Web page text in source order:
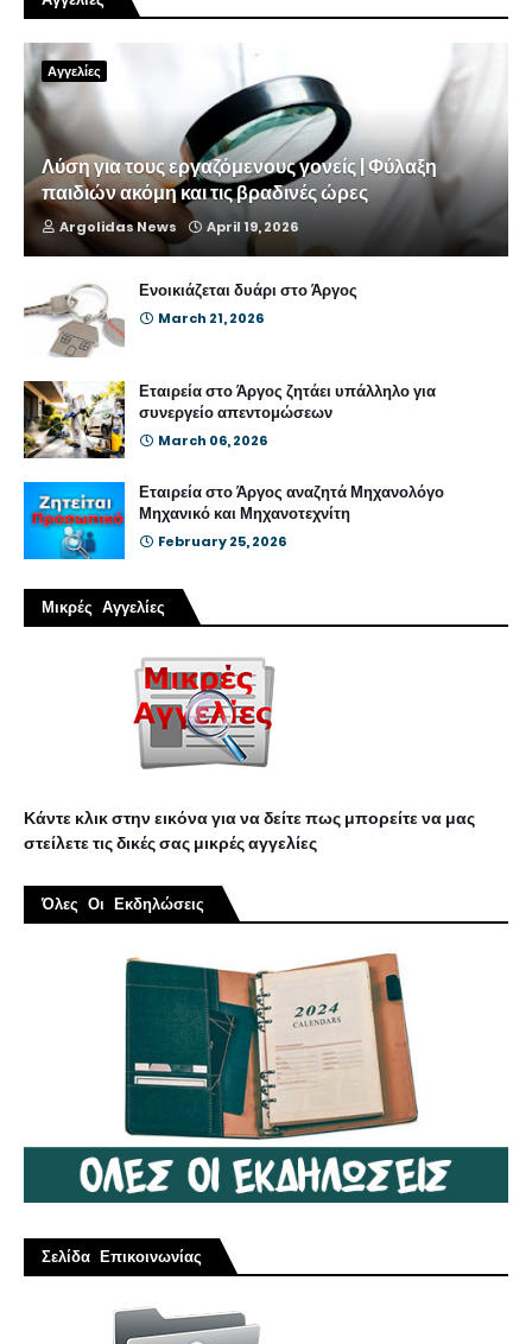
Αγγελίες
Λύση για τους εργαζόμενους γονείς | Φύλαξη
παιδιών ακόμη και τις βραδινές ώρες
Argolidas News April 19, 2026
Ενοικιάζεται δυάρι στο Άργος
March 21, 2026
Εταιρεία στο Άργος ζητάει υπάλληλο για
συνεργείο απεντομώσεων
March 06, 2026
Εταιρεία στο Άργος αναζητά Μηχανολόγο
Μηχανικό και Μηχανοτεχνίτη
February 25, 2026
Μικρές Αγγελίες
Κάντε κλικ στην εικόνα για να δείτε πως μπορείτε να μας
στείλετε τις δικές σας μικρές αγγελίες
Όλες Οι Εκδηλώσεις
Σελίδα Επικοινωνίας